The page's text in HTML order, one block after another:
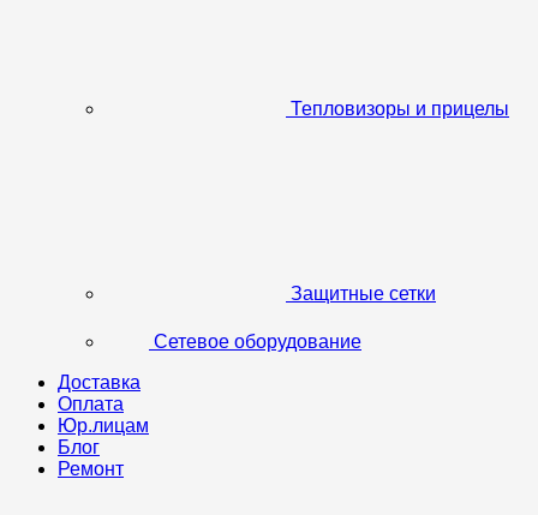
Тепловизоры и прицелы
Защитные сетки
Сетевое оборудование
Доставка
Оплата
Юр.лицам
Блог
Ремонт